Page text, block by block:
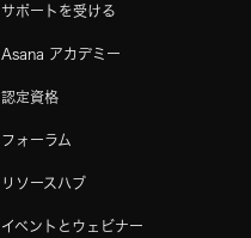
サポートを受ける
Asana アカデミー
認定資格
フォーラム
リソースハブ
イベントとウェビナー